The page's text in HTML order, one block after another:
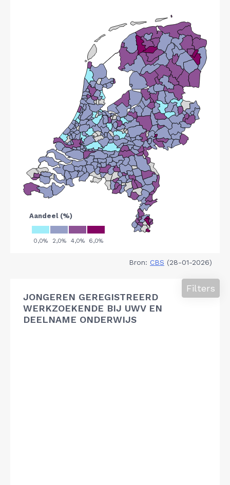
Bron: CBS (28-01-2026)
JONGEREN GEREGISTREERD
WERKZOEKENDE BIJ UWV EN
DEELNAME ONDERWIJS
Filters